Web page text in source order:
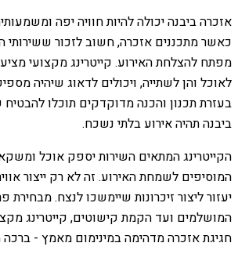
אזכרה ביבנה יכולה להיות חוויה יפה
כאשר מתכננים אזכרה, חשוב לזכור ששירותי
מפתח להצלחת האירוע. קייטרינג מקצועי
לאוכל והן לשתייה, ויכולים לדאוג שיהיה
בעזרת תכנון והכנה מדוקדקים תוכלו
ביבנה תהיה אירוע בלתי נשכח.
הקייטרינג המתאים השירות יספק אוכל
המוסיפים לשמחת האירוע. זה לא רק ייצור
יעזור ליצור זיכרונות שיימשכו לנצח. מבחירת
המושלמים ועד הקמת קישוטים, קייטרינג
חגיגת אזכרה מדהימה במינימום מאמץ -